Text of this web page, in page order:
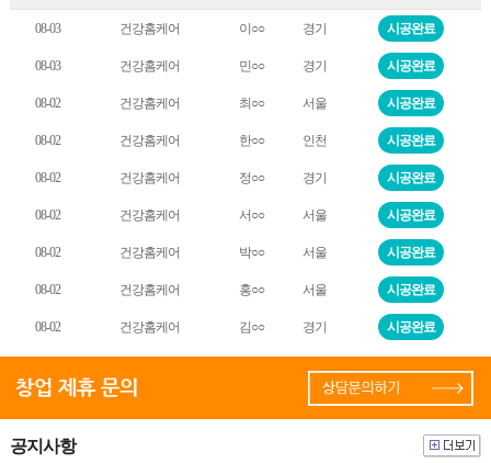
08-03 건강홈케어 이○○ 경기 시공완료
08-03 건강홈케어 민○○ 경기 시공완료
08-02 건강홈케어 최○○ 서울 시공완료
08-02 건강홈케어 한○○ 인천 시공완료
08-02 건강홈케어 정○○ 경기 시공완료
08-02 건강홈케어 서○○ 서울 시공완료
08-02 건강홈케어 박○○ 서울 시공완료
08-02 건강홈케어 홍○○ 서울 시공완료
08-02 건강홈케어 김○○ 경기 시공완료
공지사항